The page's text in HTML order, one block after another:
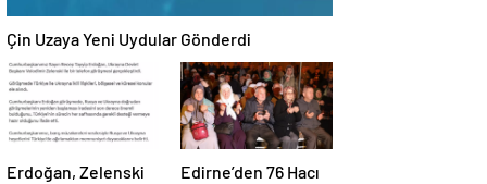
Çin Uzaya Yeni Uydular Gönderdi
Erdoğan, Zelenski
Edirne’den 76 Hacı